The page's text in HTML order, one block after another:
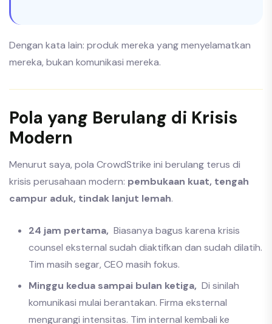
Dengan kata lain: produk mereka yang menyelamatkan
mereka, bukan komunikasi mereka.
Pola yang Berulang di Krisis
Modern
Menurut saya, pola CrowdStrike ini berulang terus di
krisis perusahaan modern: pembukaan kuat, tengah
campur aduk, tindak lanjut lemah.
24 jam pertama, Biasanya bagus karena krisis
counsel eksternal sudah diaktifkan dan sudah dilatih.
Tim masih segar, CEO masih fokus.
Minggu kedua sampai bulan ketiga, Di sinilah
komunikasi mulai berantakan. Firma eksternal
mengurangi intensitas. Tim internal kembali ke